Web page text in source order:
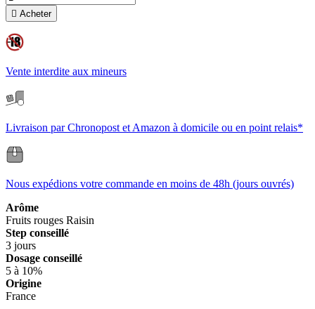
 Acheter
Vente interdite aux mineurs
Livraison par Chronopost et Amazon à domicile ou en point relais*
Nous expédions votre commande en moins de 48h (jours ouvrés)
Arôme
Fruits rouges Raisin
Step conseillé
3 jours
Dosage conseillé
5 à 10%
Origine
France